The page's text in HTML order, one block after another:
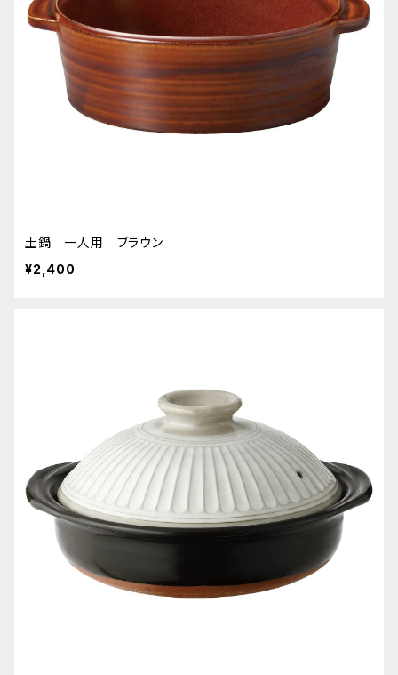
土鍋 一人用 ブラウン
¥2,400